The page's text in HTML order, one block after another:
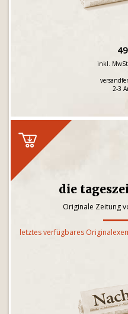
inkl.
2-3
die
Originale Zeitung
letztes verfügbares